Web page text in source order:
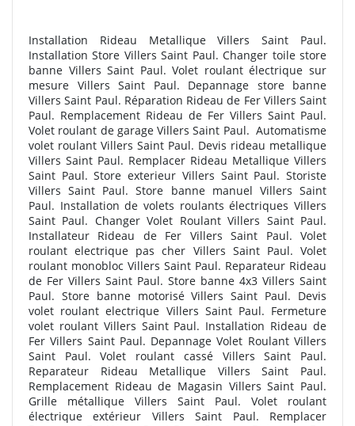
Installation Rideau Metallique Villers Saint Paul.
Installation Store Villers Saint Paul. Changer toile store
banne Villers Saint Paul. Volet roulant électrique sur
mesure Villers Saint Paul. Depannage store banne
Villers Saint Paul. Réparation Rideau de Fer Villers Saint
Paul. Remplacement Rideau de Fer Villers Saint Paul.
Volet roulant de garage Villers Saint Paul. Automatisme
volet roulant Villers Saint Paul. Devis rideau metallique
Villers Saint Paul. Remplacer Rideau Metallique Villers
Saint Paul. Store exterieur Villers Saint Paul. Storiste
Villers Saint Paul. Store banne manuel Villers Saint
Paul. Installation de volets roulants électriques Villers
Saint Paul. Changer Volet Roulant Villers Saint Paul.
Installateur Rideau de Fer Villers Saint Paul. Volet
roulant electrique pas cher Villers Saint Paul. Volet
roulant monobloc Villers Saint Paul. Reparateur Rideau
de Fer Villers Saint Paul. Store banne 4x3 Villers Saint
Paul. Store banne motorisé Villers Saint Paul. Devis
volet roulant electrique Villers Saint Paul. Fermeture
volet roulant Villers Saint Paul. Installation Rideau de
Fer Villers Saint Paul. Depannage Volet Roulant Villers
Saint Paul. Volet roulant cassé Villers Saint Paul.
Reparateur Rideau Metallique Villers Saint Paul.
Remplacement Rideau de Magasin Villers Saint Paul.
Grille métallique Villers Saint Paul. Volet roulant
électrique extérieur Villers Saint Paul. Remplacer